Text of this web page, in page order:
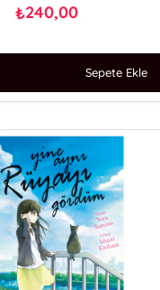
₺240,00
Sepete Ekle